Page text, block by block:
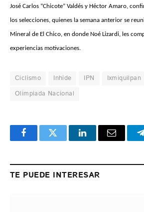
José Carlos “Chicote” Valdés y Héctor Amaro,
los selecciones, quienes la semana anterior se
Mineral de El Chico, en donde Noé Lizardi, les
experiencias motivaciones.
Ciclismo Inhide IPN
Ixmiquilpan
Olimpiada Nacional
FacebookTwitter LinkedInEmail
TE PUEDE INTERESAR